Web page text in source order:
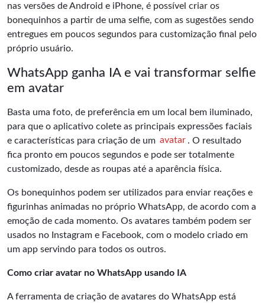
nas versões de Android e iPhone, é possível criar os
bonequinhos a partir de uma selfie, com as sugestões sendo
entregues em poucos segundos para customização final pelo
próprio usuário.
WhatsApp ganha IA e vai transformar selfie
em avatar
Basta uma foto, de preferência em um local bem iluminado,
para que o aplicativo colete as principais expressões faciais
e características para criação de um avatar . O resultado
fica pronto em poucos segundos e pode ser totalmente
customizado, desde as roupas até a aparência física.
Os bonequinhos podem ser utilizados para enviar reações e
figurinhas animadas no próprio WhatsApp, de acordo com a
emoção de cada momento. Os avatares também podem ser
usados no Instagram e Facebook, com o modelo criado em
um app servindo para todos os outros.
Como criar avatar no WhatsApp usando IA
A ferramenta de criação de avatares do WhatsApp está